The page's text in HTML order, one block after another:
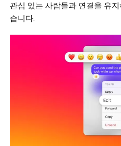
관심 있는 사람들과 연결을 유
습니다.